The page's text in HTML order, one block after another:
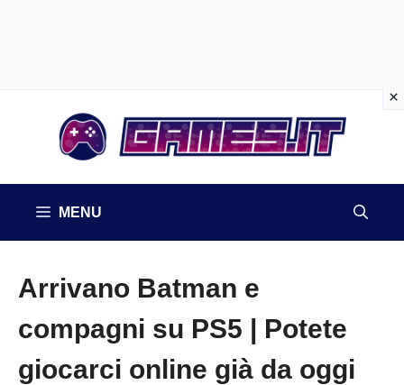
MENU
Arrivano Batman e
compagni su PS5 | Potete
giocarci online già da oggi